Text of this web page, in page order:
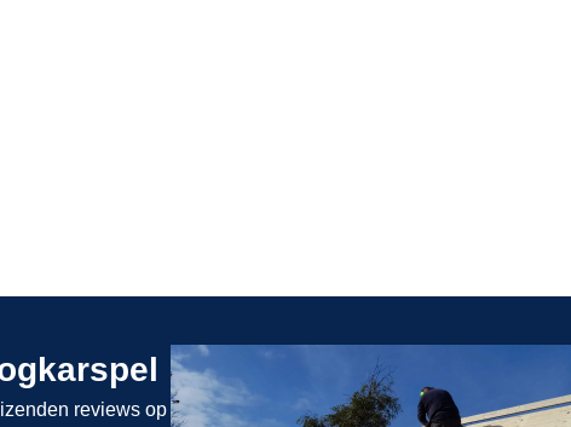
reviews op